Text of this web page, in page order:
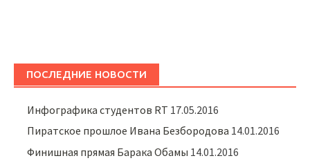
ПОСЛЕДНИЕ НОВОСТИ
Инфографика студентов RT 17.05.2016
Пиратское прошлое Ивана Безбородова 14.01.2016
Финишная прямая Барака Обамы 14.01.2016